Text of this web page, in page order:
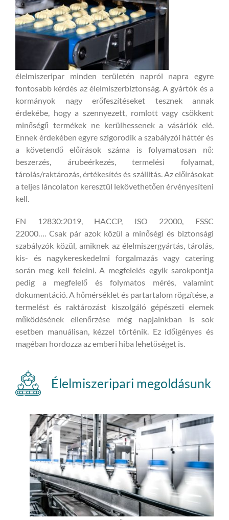
élelmiszeripar minden területén napról napra egyre
fontosabb kérdés az élelmiszerbiztonság. A gyártók és a
kormányok nagy erőfeszítéseket tesznek annak
érdekébe, hogy a szennyezett, romlott vagy csökkent
minőségű termékek ne kerülhessenek a vásárlók elé.
Ennek érdekében egyre szigorodik a szabályzói háttér és
a követendő előírások száma is folyamatosan nő:
beszerzés, árubeérkezés, termelési folyamat,
tárolás/raktározás, értékesítés és szállítás. Az előírásokat
a teljes láncolaton keresztül lekövethetően érvényesíteni
kell.
EN 12830:2019, HACCP, ISO 22000, FSSC
22000…. Csak pár azok közül a minőségi és biztonsági
szabályzók közül, amiknek az élelmiszergyártás, tárolás,
kis- és nagykereskedelmi forgalmazás vagy catering
során meg kell felelni. A megfelelés egyik sarokpontja
pedig a megfelelő és folymatos mérés, valamint
dokumentáció. A hőmérséklet és partartalom rögzítése, a
termelést és raktározást kiszolgáló gépészeti elemek
működésének ellenőrzése még napjainkban is sok
esetben manuálisan, kézzel történik. Ez időigényes és
magéban hordozza az emberi hiba lehetőséget is.
Élelmiszeripari megoldásunk